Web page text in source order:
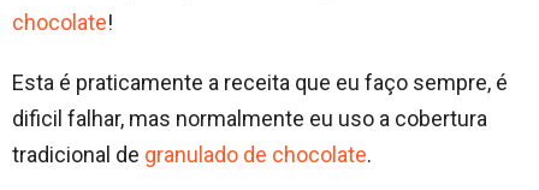
chocolate!
Esta é praticamente a receita que eu faço sempre, é
dificil falhar, mas normalmente eu uso a cobertura
tradicional de granulado de chocolate.